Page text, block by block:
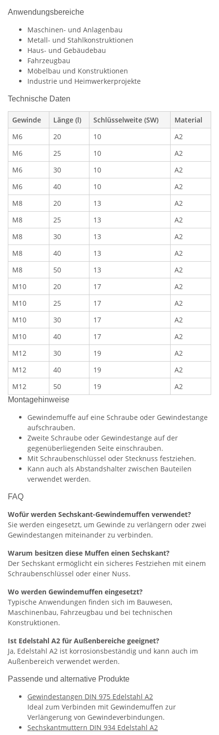
Anwendungsbereiche
Maschinen- und Anlagenbau
Metall- und Stahlkonstruktionen
Haus- und Gebäudebau
Fahrzeugbau
Möbelbau und Konstruktionen
Industrie und Heimwerkerprojekte
Technische Daten
Gewinde Länge (l) Schlüsselweite (SW)
Material
M6
20 10
A2
M6
25 10
A2
M6
30 10
A2
M6
40 10
A2
M8
20 13
A2
M8
25 13
A2
M8
30 13
A2
M8
40 13
A2
M8
50 13
A2
M10
20 17
A2
M10
25 17
A2
M10
30 17
A2
M10
40 17
A2
M12
30 19
A2
M12
40 19
A2
M12
50 19 A2
Montagehinweise
Gewindemuffe auf eine Schraube oder Gewindestange
aufschrauben.
Zweite Schraube oder Gewindestange auf der
gegenüberliegenden Seite einschrauben.
Mit Schraubenschlüssel oder Stecknuss festziehen.
Kann auch als Abstandshalter zwischen Bauteilen
verwendet werden.
FAQ
Wofür werden Sechskant-Gewindemuffen verwendet?
Sie werden eingesetzt, um Gewinde zu verlängern oder zwei
Gewindestangen miteinander zu verbinden.
Warum besitzen diese Muffen einen Sechskant?
Der Sechskant ermöglicht ein sicheres Festziehen mit einem
Schraubenschlüssel oder einer Nuss.
Wo werden Gewindemuffen eingesetzt?
Typische Anwendungen finden sich im Bauwesen,
Maschinenbau, Fahrzeugbau und bei technischen
Konstruktionen.
Ist Edelstahl A2 für Außenbereiche geeignet?
Ja, Edelstahl A2 ist korrosionsbeständig und kann auch im
Außenbereich verwendet werden.
Passende und alternative Produkte
Gewindestangen DIN 975 Edelstahl A2
Ideal zum Verbinden mit Gewindemuffen zur
Verlängerung von Gewindeverbindungen.
Sechskantmuttern DIN 934 Edelstahl A2